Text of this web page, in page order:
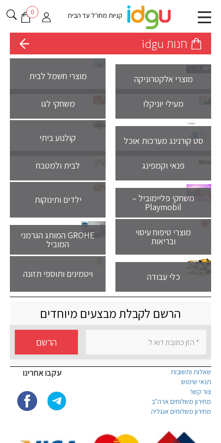
קניות מחו״ל עד הבית 0
חנות idgu
מוצרי אלקטרוניקה מוצרי חשמל לבית
מעילי יוניקלו משחקי לגו
סט קורנינג מערכות אוכל קולנוע ביתי
פנאי וקמפינג לבית ולמטבח
משחקי פליימוביל –
Playmobil
ילדים ותינוקות
מוצרי טיפוח עיסוי
ובריאות
GROHE המותג הגרמני
המוביל
כלי עבודה ויטמינים ותוספי תזונה
הרשם לקבלת מבצעים מיוחדים
הרשם
עקבו אחרינו
שאלות ותשובות
תנאי שימוש
צור קשר
מחירון משלוחים ארה"ב
מחירון משלוחים אנגליה